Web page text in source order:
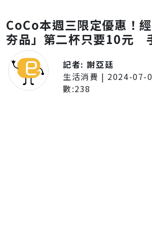
CoCo本週三限定優惠！
夯品」第二杯只要10元
記者:謝亞廷
生活消費 | 2024-07-
數:238